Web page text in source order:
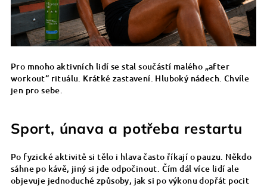
Pro mnoho aktivních lidí se stal součástí malého „after
workout“ rituálu. Krátké zastavení. Hluboký nádech. Chvíle
jen pro sebe.
Sport, únava a potřeba restartu
Po fyzické aktivitě si tělo i hlava často říkají o pauzu. Někdo
sáhne po kávě, jiný si jde odpočinout. Čím dál více lidí ale
objevuje jednoduché způsoby, jak si po výkonu dopřát pocit